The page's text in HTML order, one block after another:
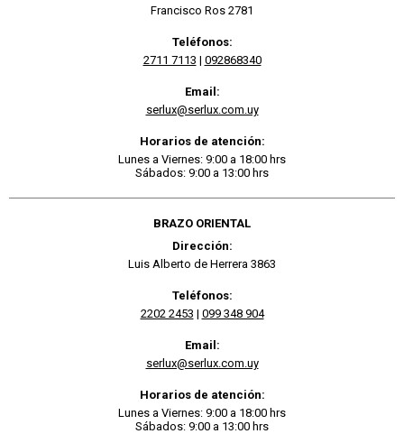
Francisco Ros 2781
Teléfonos:
2711 7113 | 092868340
Email:
serlux@serlux.com.uy
Horarios de atención:
Lunes a Viernes: 9:00 a 18:00 hrs
Sábados: 9:00 a 13:00 hrs
BRAZO ORIENTAL
Dirección:
Luis Alberto de Herrera 3863
Teléfonos:
2202 2453 | 099 348 904
Email:
serlux@serlux.com.uy
Horarios de atención:
Lunes a Viernes: 9:00 a 18:00 hrs
Sábados: 9:00 a 13:00 hrs